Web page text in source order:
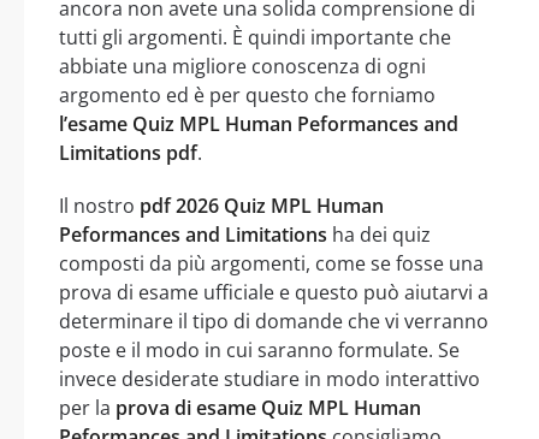
ancora non avete una solida comprensione di
tutti gli argomenti. È quindi importante che
abbiate una migliore conoscenza di ogni
argomento ed è per questo che forniamo
l’esame Quiz MPL Human Peformances and
Limitations pdf.
Il nostro pdf 2026 Quiz MPL Human
Peformances and Limitations ha dei quiz
composti da più argomenti, come se fosse una
prova di esame ufficiale e questo può aiutarvi a
determinare il tipo di domande che vi verranno
poste e il modo in cui saranno formulate. Se
invece desiderate studiare in modo interattivo
per la prova di esame Quiz MPL Human